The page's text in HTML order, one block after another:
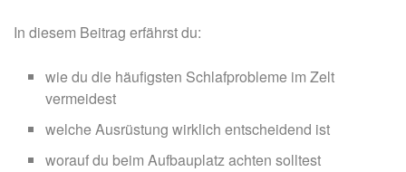
In diesem Beitrag erfährst du:
wie du die häufigsten Schlafprobleme im Zelt
vermeidest
welche Ausrüstung wirklich entscheidend ist
worauf du beim Aufbauplatz achten solltest